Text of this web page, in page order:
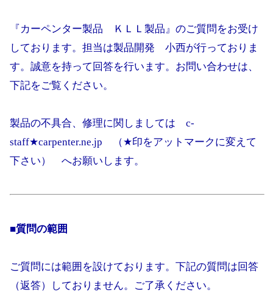
『カーペンター製品 ＫＬＬ製品』のご質問をお受け
しております。担当は製品開発 小西が行っておりま
す。誠意を持って回答を行います。お問い合わせは、
下記をご覧ください。
製品の不具合、修理に関しましては c-
staff★carpenter.ne.jp （★印をアットマークに変えて
下さい） へお願いします。
■質問の範囲
ご質問には範囲を設けております。下記の質問は回答
（返答）しておりません。ご了承ください。